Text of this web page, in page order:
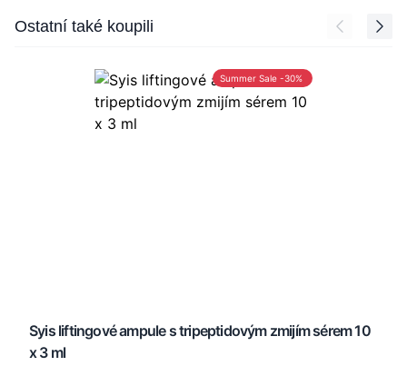
Press to skip carousel
Ostatní také koupili
Summer Sale -30%
Syis liftingové ampule s tripeptidovým zmijím sérem 10
x 3 ml